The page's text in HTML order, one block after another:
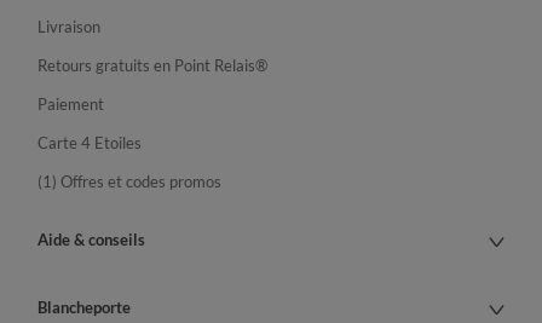
Livraison
Retours gratuits en Point Relais®
Paiement
Carte 4 Etoiles
(1) Offres et codes promos
Aide & conseils
Blancheporte